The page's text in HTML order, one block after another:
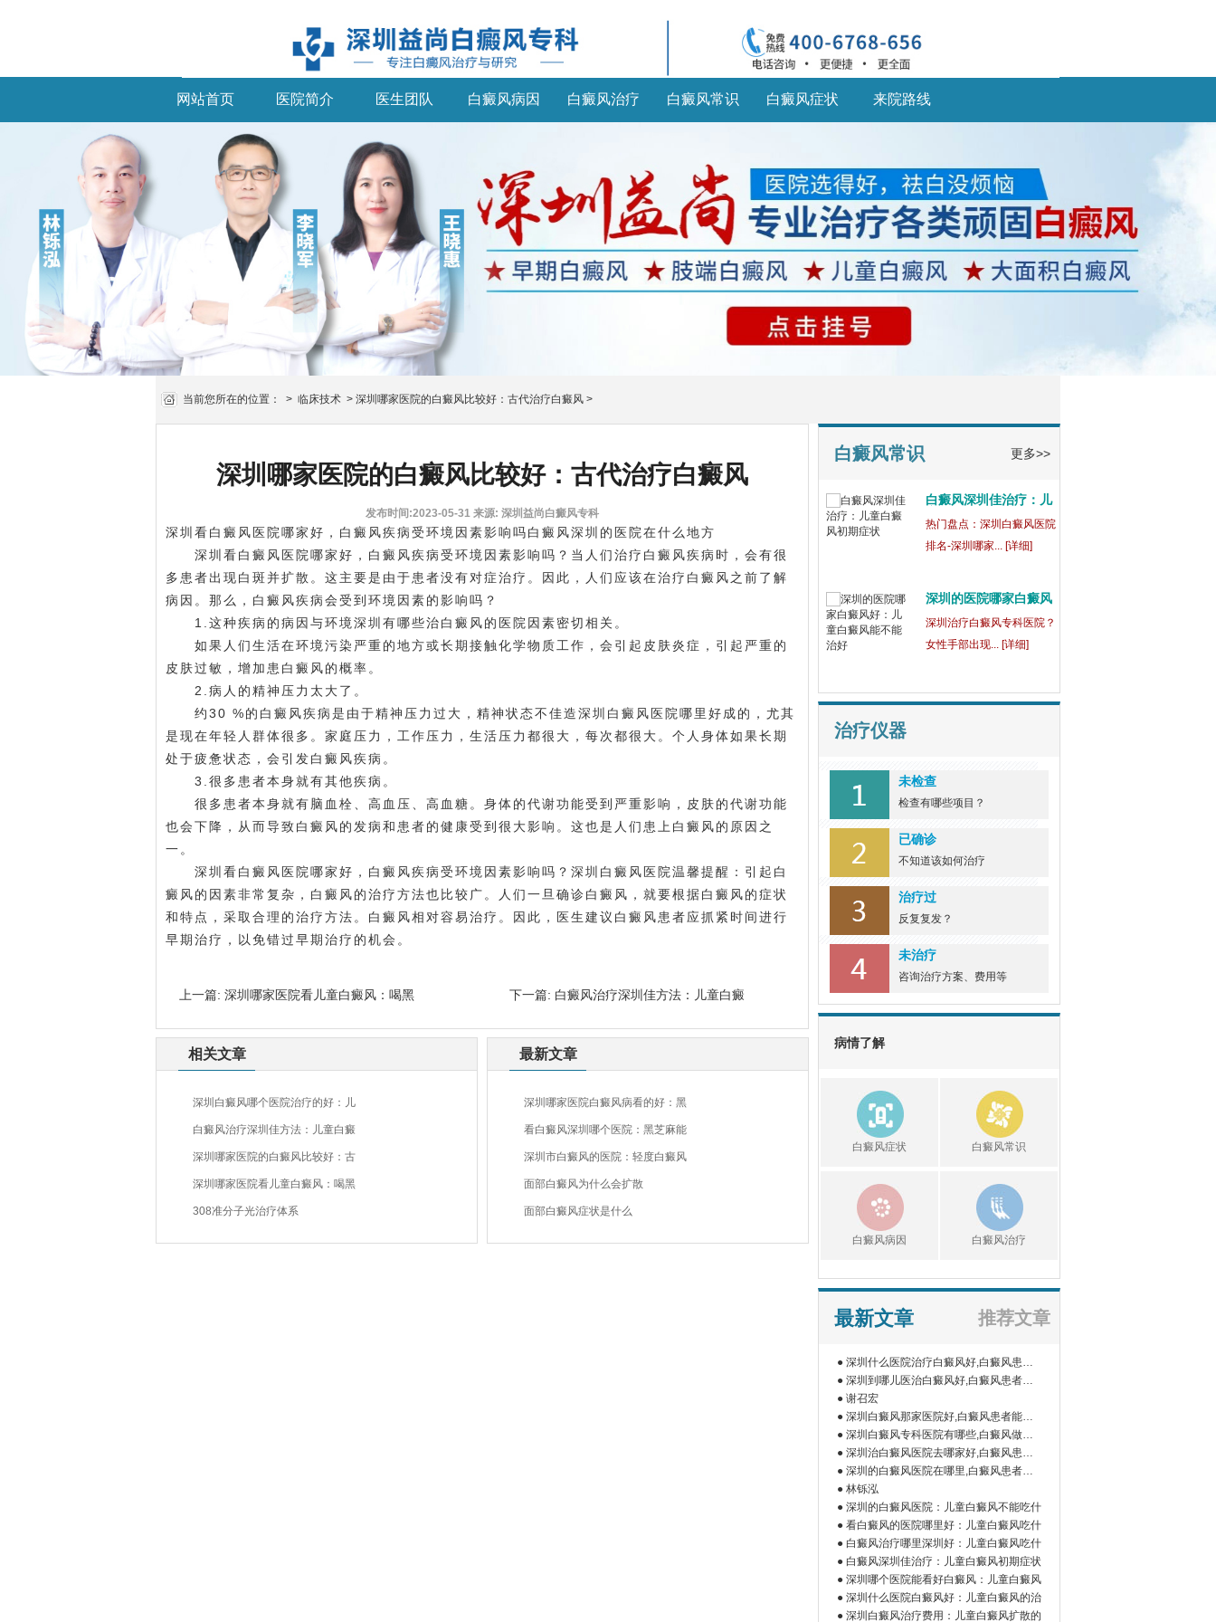
网站首页 医院简介 医生团队 白癜风病因 白癜风治疗 白癜风常识 白癜风症状 来院路线
当前您所在的位置： > 临床技术 > 深圳哪家医院的白癜风比较好：古代治疗白癜风 >
深圳哪家医院的白癜风比较好：古代治疗白癜风
发布时间:2023-05-31 来源: 深圳益尚白癜风专科
深圳看白癜风医院哪家好，白癜风疾病受环境因素影响吗白癜风深圳的医院在什么地方
深圳看白癜风医院哪家好，白癜风疾病受环境因素影响吗？当人们治疗白癜风疾病时，会有很
多患者出现白斑并扩散。这主要是由于患者没有对症治疗。因此，人们应该在治疗白癜风之前了解
病因。那么，白癜风疾病会受到环境因素的影响吗？
1.这种疾病的病因与环境深圳有哪些治白癜风的医院 因素密切相关。
如果人们生活在环境污染严重的地方或长期接触化学物质工作，会引起皮肤炎症，引起严重的
皮肤过敏，增加患白癜风的概率。
2.病人的精神压力太大了。
约30 %的白癜风疾病是由于精神压力过大，精神状态不佳造深圳白癜风医院哪里好成的，尤其
是现在年轻人群体很多。家庭压力，工作压力，生活压力都很大，每次都很大。个人身体如果长期
处于疲惫状态，会引发白癜风疾病。
3.很多患者本身就有其他疾病。
很多患者本身就有脑血栓、高血压、高血糖。身体的代谢功能受到严重影响，皮肤的代谢功能
也会下降，从而导致白癜风的发病和患者的健康受到很大影响。这也是人们患上白癜风的原因之
一。
深圳看白癜风医院哪家好，白癜风疾病受环境因素影响吗？深圳白癜风医院温馨提醒：引起白
癜风的因素非常复杂，白癜风的治疗方法也比较广。人们一旦确诊白癜风，就要根据白癜风的症状
和特点，采取合理的治疗方法。白癜风相对容易治疗。因此，医生建议白癜风患者应抓紧时间进行
早期治疗，以免错过早期治疗的机会。
上一篇: 深圳哪家医院看儿童白癜风：喝黑 下一篇: 白癜风治疗深圳佳方法：儿童白癜
相关文章
深圳白癜风哪个医院治疗的好：儿
白癜风治疗深圳佳方法：儿童白癜
深圳哪家医院的白癜风比较好：古
深圳哪家医院看儿童白癜风：喝黑
308准分子光治疗体系
最新文章
深圳哪家医院白癜风病看的好：黑
看白癜风深圳哪个医院：黑芝麻能
深圳市白癜风的医院：轻度白癜风
面部白癜风为什么会扩散
面部白癜风症状是什么
白癜风常识 更多>>
【健康指南】深圳中医白癜
风医院[三强公... [详细]
白癜风深圳佳治疗：儿
热门盘点：深圳白癜风医院
排名-深圳哪家... [详细]
深圳的医院哪家白癜风
深圳治疗白癜风专科医院？
女性手部出现... [详细]
治疗仪器
未检查
检查有哪些项目？
已确诊
不知道该如何治疗
治疗过
反复复发？
未治疗
咨询治疗方案、费用等
病情了解
白癜风症状 白癜风常识
白癜风病因 白癜风治疗
最新文章 推荐文章
● 深圳什么医院治疗白癜风好,白癜风患者
如
● 深圳到哪儿医治白癜风好,白癜风患者为
什● 谢召宏
● 深圳白癜风那家医院好,白癜风患者能吃
橘
● 深圳白癜风专科医院有哪些,白癜风做伍
德
● 深圳治白癜风医院去哪家好,白癜风患者
为
● 深圳的白癜风医院在哪里,白癜风患者做
微● 林铄泓
● 深圳的白癜风医院：儿童白癜风不能吃什
● 看白癜风的医院哪里好：儿童白癜风吃什
● 白癜风治疗哪里深圳好：儿童白癜风吃什
● 白癜风深圳佳治疗：儿童白癜风初期症状
● 深圳哪个医院能看好白癜风：儿童白癜风
● 深圳什么医院白癜风好：儿童白癜风的治
● 深圳白癜风治疗费用：儿童白癜风扩散的